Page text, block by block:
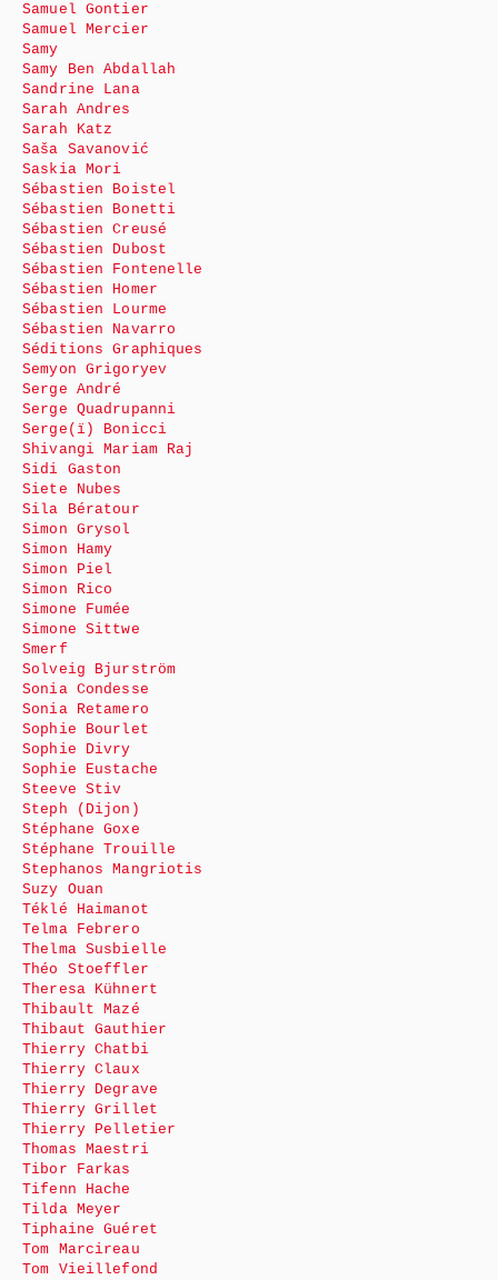
Samuel Gontier
Samuel Mercier
Samy
Samy Ben Abdallah
Sandrine Lana
Sarah Andres
Sarah Katz
Saša Savanović
Saskia Mori
Sébastien Boistel
Sébastien Bonetti
Sébastien Creusé
Sébastien Dubost
Sébastien Fontenelle
Sébastien Homer
Sébastien Lourme
Sébastien Navarro
Séditions Graphiques
Semyon Grigoryev
Serge André
Serge Quadrupanni
Serge(ï) Bonicci
Shivangi Mariam Raj
Sidi Gaston
Siete Nubes
Sila Bératour
Simon Grysol
Simon Hamy
Simon Piel
Simon Rico
Simone Fumée
Simone Sittwe
Smerf
Solveig Bjurström
Sonia Condesse
Sonia Retamero
Sophie Bourlet
Sophie Divry
Sophie Eustache
Steeve Stiv
Steph (Dijon)
Stéphane Goxe
Stéphane Trouille
Stephanos Mangriotis
Suzy Ouan
Téklé Haimanot
Telma Febrero
Thelma Susbielle
Théo Stoeffler
Theresa Kühnert
Thibault Mazé
Thibaut Gauthier
Thierry Chatbi
Thierry Claux
Thierry Degrave
Thierry Grillet
Thierry Pelletier
Thomas Maestri
Tibor Farkas
Tifenn Hache
Tilda Meyer
Tiphaine Guéret
Tom Marcireau
Tom Vieillefond